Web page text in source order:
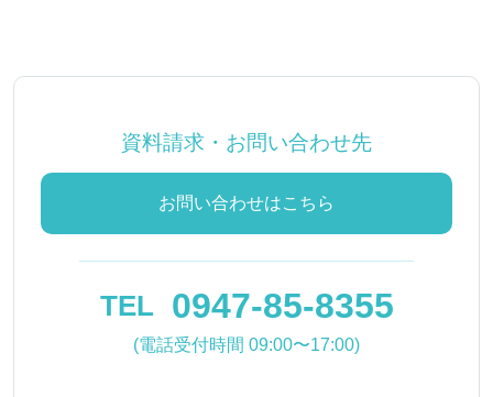
資料請求・お問い合わせ先
お問い合わせはこちら
TEL 0947-85-8355
(電話受付時間 09:00〜17:00)